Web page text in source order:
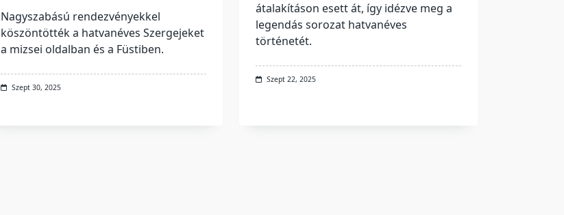
Nagyszabású rendezvényekkel
köszöntötték a hatvanéves Szergejeket
a mizsei oldalban és a Füstiben.
Szept 30, 2025
átalakításon esett át, így idézve meg a
legendás sorozat hatvanéves
történetét.
Szept 22, 2025